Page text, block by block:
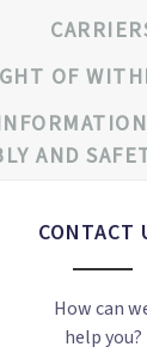
OF
AND
CONTACT
How can
help you?